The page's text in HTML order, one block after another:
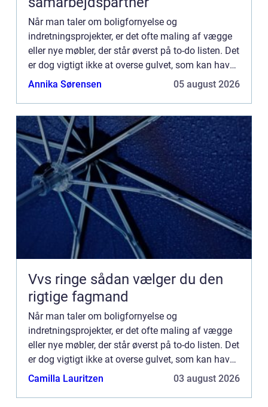
Når man taler om boligfornyelse og
indretningsprojekter, er det ofte maling af vægge
eller nye møbler, der står øverst på to-do listen. Det
er dog vigtigt ikke at overse gulvet, som kan have
en enorm indflydelse ...
Annika Sørensen 05 august 2026
Vvs ringe sådan vælger du den
rigtige fagmand
Når man taler om boligfornyelse og
indretningsprojekter, er det ofte maling af vægge
eller nye møbler, der står øverst på to-do listen. Det
er dog vigtigt ikke at overse gulvet, som kan have
en enorm indflydelse ...
Camilla Lauritzen 03 august 2026